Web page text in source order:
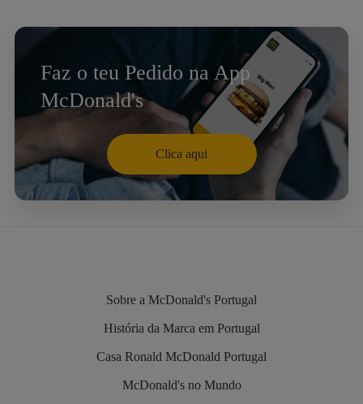
Faz o teu Pedido na App
McDonald's
Clica aqui
Sobre a McDonald's Portugal
História da Marca em Portugal
Casa Ronald McDonald Portugal
McDonald's no Mundo